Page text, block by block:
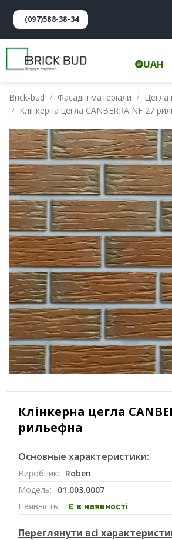
(097)588-38-34
UAH
Brick-bud Фасадні матеріали
Цегла
Клінкерна цегла CANBERRA NF 27
Клінкерна цегла
рильефна
Основные характеристики:
Виробник:
Roben
Модель:
01.003.0007
Наявність:
Є в наявності
Переглянути всі